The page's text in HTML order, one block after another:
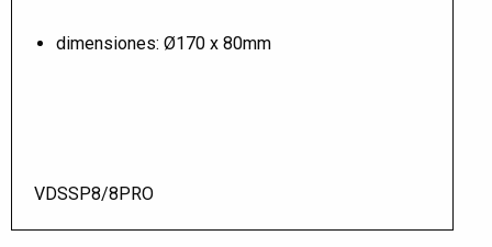
dimensiones: Ø170 x 80mm
VDSSP8/8PRO